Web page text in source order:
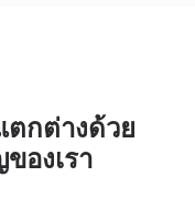
กต่างด้วย
องเรา